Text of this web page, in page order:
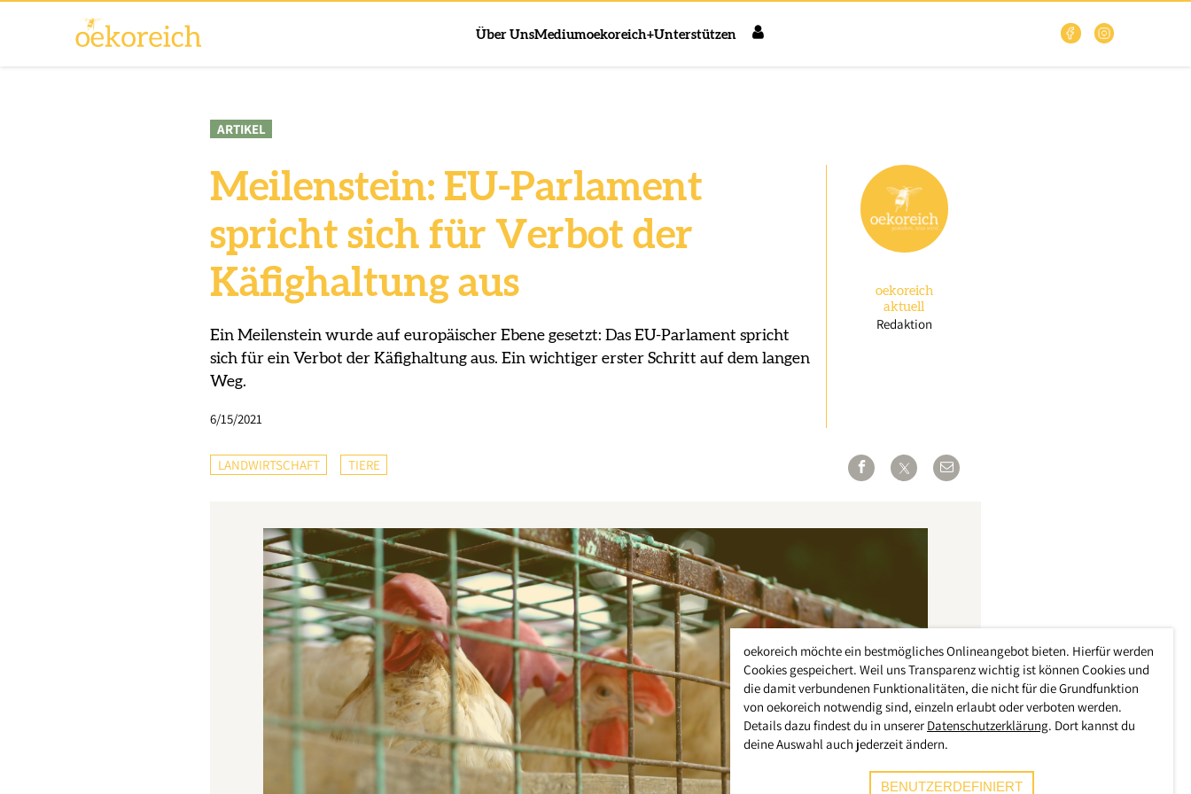
Über UnsMediumoekoreich+Unterstützen
ARTIKEL
Meilenstein: EU-Parlament
spricht sich für Verbot der
Käfighaltung aus
Ein Meilenstein wurde auf europäischer Ebene gesetzt: Das EU-Parlament spricht
sich für ein Verbot der Käfighaltung aus. Ein wichtiger erster Schritt auf dem langen
Weg.
6/15/2021
oekoreich
aktuell
Redaktion
LANDWIRTSCHAFT TIERE
oekoreich möchte ein bestmögliches Onlineangebot bieten. Hierfür werden
Cookies gespeichert. Weil uns Transparenz wichtig ist können Cookies und
die damit verbundenen Funktionalitäten, die nicht für die Grundfunktion
von oekoreich notwendig sind, einzeln erlaubt oder verboten werden.
Details dazu findest du in unserer Datenschutzerklärung. Dort kannst du
deine Auswahl auch jederzeit ändern.
BENUTZERDEFINIERT